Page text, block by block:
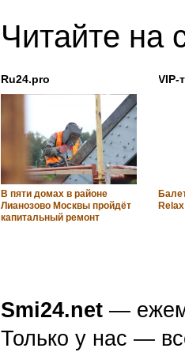
Читайте на
Ru24.pro
В пяти домах в районе
Лианозово Москвы пройдёт
капитальный ремонт
VIP-
Smi24.net —
Только у нас —